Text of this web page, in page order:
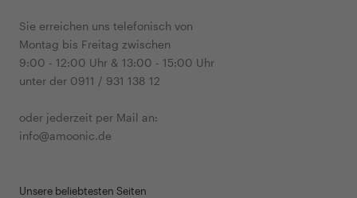
Sie erreichen uns telefonisch von
Montag bis Freitag zwischen
9:00 - 12:00 Uhr & 13:00 - 15:00 Uhr
unter der 0911 / 931 138 12
oder jederzeit per Mail an:
info@amoonic.de
Unsere beliebtesten Seiten